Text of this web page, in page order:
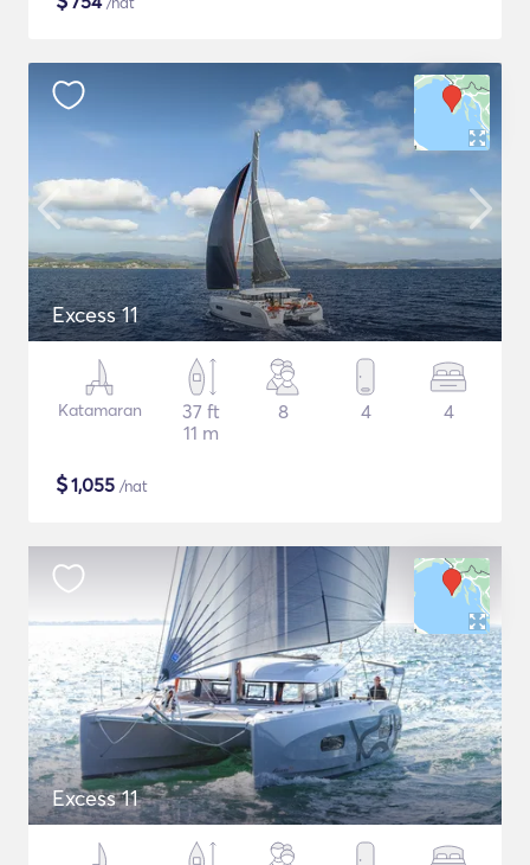
Excess 11
Katamaran
37 ft
11 m
8 4 4
$1,055 /nat
Excess 11